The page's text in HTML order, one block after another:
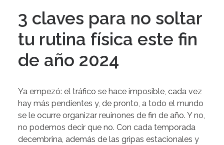
3 claves para no soltar
tu rutina física este fin
de año 2024
Ya empezó: el tráfico se hace imposible, cada vez
hay más pendientes y, de pronto, a todo el mundo
se le ocurre organizar reuinones de fin de año. Y no,
no podemos decir que no. Con cada temporada
decembrina, además de las gripas estacionales y